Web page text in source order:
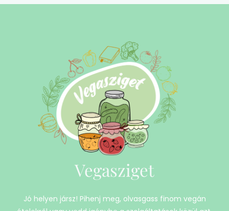
Vegasziget
Jó helyen jársz! Pihenj meg, olvasgass finom vegán